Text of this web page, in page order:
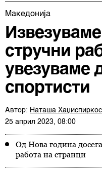
Македонија
стручни
увезуваме
спортисти
Автор: Наташа
25 април 2023, 08:00
Од Нова година
работа на странци